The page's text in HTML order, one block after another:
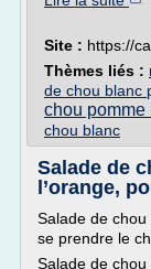
Site : https://
Thèmes liés :
de chou blanc
chou pomme
chou blanc
Salade de
l’orange,
Salade de
se prendre le
Salade de